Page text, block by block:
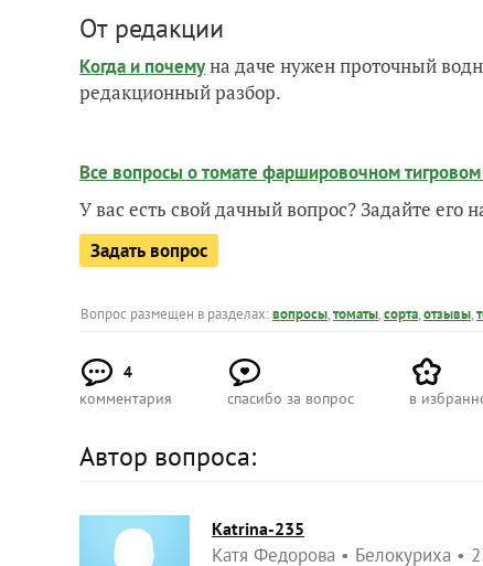
От редакции
Когда и почемуна даче нужен проточный
редакционный разбор.
Все вопросы о томате фаршировочном
У вас есть свой дачный вопрос? Задайте
Задать вопрос
Вопрос размещен в разделах:вопросы,томаты,сорта,отзывы,
4
комментария
спасибо за вопрос в
Автор вопроса:
Katrina-235
Катя Федорова Белокуриха